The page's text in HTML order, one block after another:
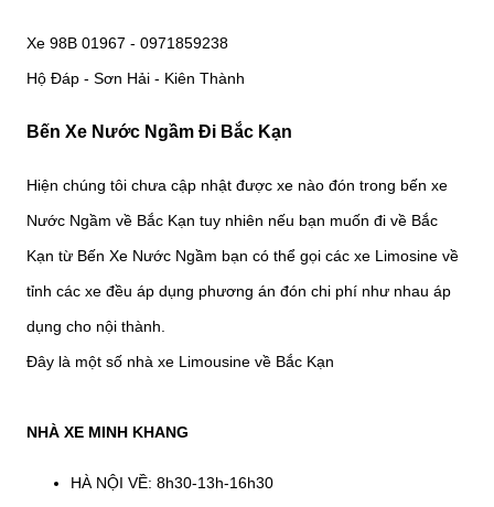
Xe 98B 01967 - 0971859238
Hộ Đáp - Sơn Hải - Kiên Thành
Bến Xe Nước Ngầm Đi Bắc Kạn
Hiện chúng tôi chưa cập nhật được xe nào đón trong bến xe
Nước Ngầm về Bắc Kạn tuy nhiên nếu bạn muốn đi về Bắc
Kạn từ Bến Xe Nước Ngầm bạn có thể gọi các xe Limosine về
tỉnh các xe đều áp dụng phương án đón chi phí như nhau áp
dụng cho nội thành.
Đây là một số nhà xe Limousine về Bắc Kạn
NHÀ XE MINH KHANG
HÀ NỘI VỀ: 8h30-13h-16h30